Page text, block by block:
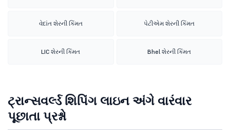
વેદાંત શેરની કિંમત પેટીએમ શેરની કિંમત
LIC શેરની કિંમત Bhel શેરની કિંમત
ટ્રાન્સવર્લ્ડ શિપિંગ લાઇન અંગે વારંવાર
પૂછાતા પ્રશ્નો